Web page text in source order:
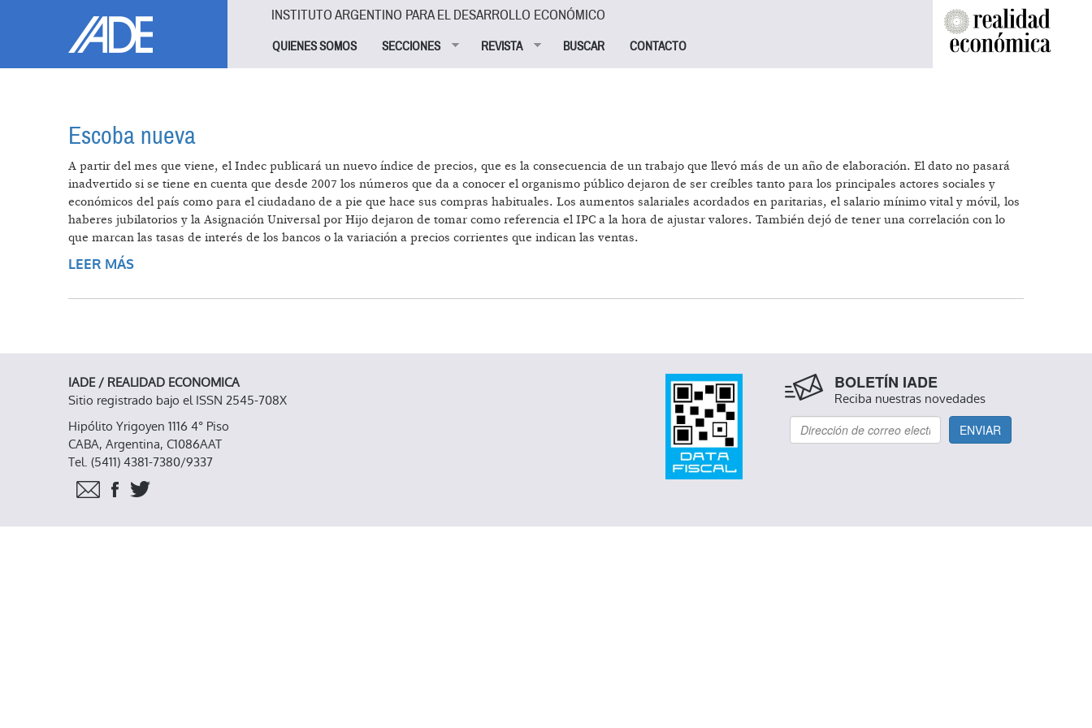
INSTITUTO ARGENTINO PARA EL DESARROLLO ECONÓMICO
QUIENES SOMOS SECCIONES REVISTA BUSCAR CONTACTO
Escoba nueva
A partir del mes que viene, el Indec publicará un nuevo índice de precios, que es la consecuencia de un trabajo que llevó más de un año de elaboración. El dato no pasará
inadvertido si se tiene en cuenta que desde 2007 los números que da a conocer el organismo público dejaron de ser creíbles tanto para los principales actores sociales y
económicos del país como para el ciudadano de a pie que hace sus compras habituales. Los aumentos salariales acordados en paritarias, el salario mínimo vital y móvil, los
haberes jubilatorios y la Asignación Universal por Hijo dejaron de tomar como referencia el IPC a la hora de ajustar valores. También dejó de tener una correlación con lo
que marcan las tasas de interés de los bancos o la variación a precios corrientes que indican las ventas.
LEER MÁS
IADE / REALIDAD ECONOMICA
Sitio registrado bajo el ISSN 2545-708X
Hipólito Yrigoyen 1116 4° Piso
CABA, Argentina, C1086AAT
Tel. (5411) 4381-7380/9337
BOLETÍN IADE
Reciba nuestras novedades
ENVIAR